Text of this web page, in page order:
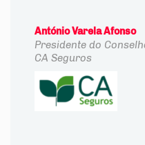
António Varela Afonso
Presidente do
CA Seguros